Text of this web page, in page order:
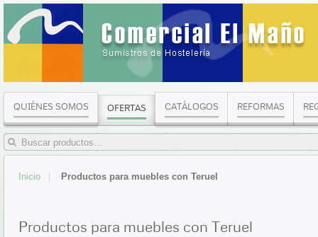
QUIÉNES SOMOS OFERTAS CATÁLOGOS REFORMAS
Inicio Productos para muebles con Teruel
Productos para muebles con Teruel